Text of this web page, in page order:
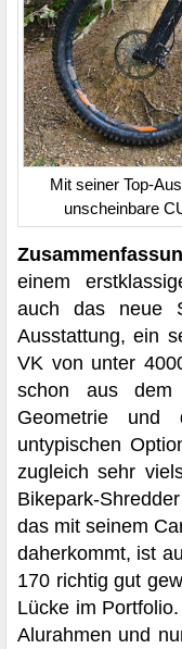
Mit seiner Top-
unscheinbare
einem
auch das neue
Ausstattung, ein
VK von unter
schon aus dem
Geometrie und
untypischen
zugleich sehr
Bikepark-
das mit seinem
daherkommt, ist
170 richtig gut
Lücke im
Alurahmen und